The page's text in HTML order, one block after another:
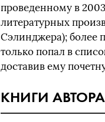
проведенному в
литературных
Сэлинджера); более
только попал в
доставив ему
КНИГИ АВТОРА